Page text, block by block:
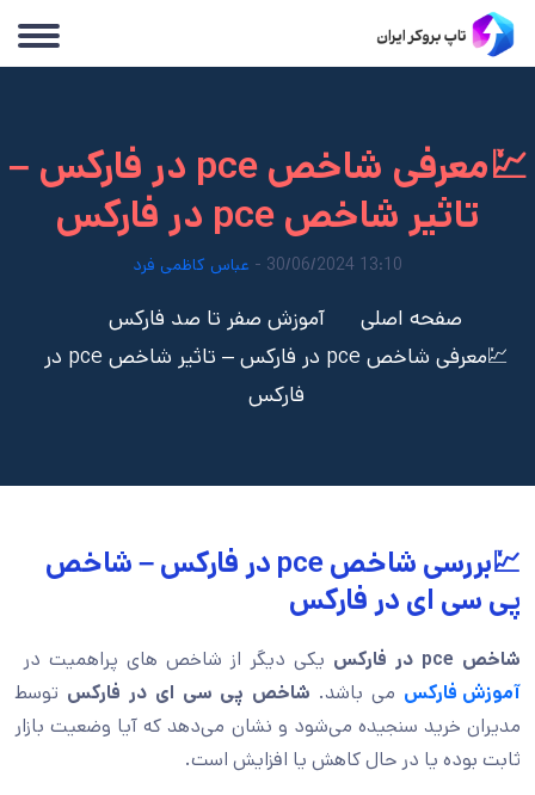
💹معرفی شاخص pce در فارکس –
تاثیر شاخص pce در فارکس
13:10 30/06/2024 - عباس کاظمی فرد
صفحه اصلی
آموزش صفر تا صد فارکس
💹معرفی شاخص pce در فارکس – تاثیر شاخص pce در
فارکس
💹بررسی شاخص pce در فارکس – شاخص
پی سی ای در فارکس
شاخص pce در فارکس
یکی دیگر از شاخص های پراهمیت در
آموزش فارکس می باشد. شاخص پی سی ای در فارکس توسط
مدیران خرید سنجیده می‌شود و نشان می‌دهد که آیا وضعیت بازار
ثابت بوده یا در حال کاهش یا افزایش است.